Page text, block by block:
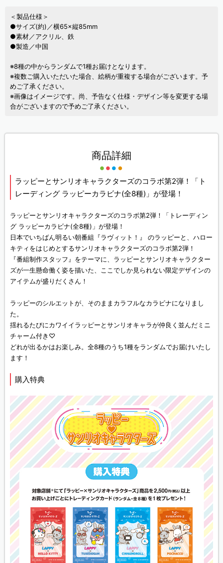
＜製品仕様＞
●サイズ(約)／横65×縦85mm
●素材／アクリル、鉄
●製造／中国
※8種の中からランダムで1種お届けとなります。
※複数ご購入いただいた場合、絵柄が重複する場合がございます。予
めご了承ください。
※画像はイメージです。尚、予告なく仕様・デザイン等を変更する場
合がございますので予めご了承ください。
商品詳細
ラッピーとサンリオキャラクターズのコラボ第2弾！「ト
レーディング ラッピーカラビナ(全8種)」が登場！
ラッピーとサンリオキャラクターズのコラボ第2弾！「トレーディン
グ ラッピーカラビナ(全8種)」が登場！
日本でいちばん明るい朝番組『ラヴィット！』 のラッピーと、ハロー
キティをはじめとするサンリオキャラクターズのコラボ第2弾！
『番組制作スタッフ』をテーマに、ラッピーとサンリオキャラクター
ズが一生懸命働く姿を描いた、ここでしか見られない限定デザインの
アイテムが盛りだくさん！
ラッピーのシルエットが、そのままカラフルなカラビナになりまし
た。
揺れるたびにカワイイラッピーとサンリオキャラが仲良く並んだミニ
チャーム付き♡
どれが出るかはお楽しみ。全8種のうち1種をランダムでお届けいたし
ます！
購入特典